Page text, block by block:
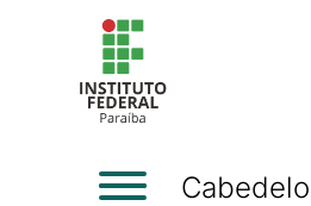
Cabedelo